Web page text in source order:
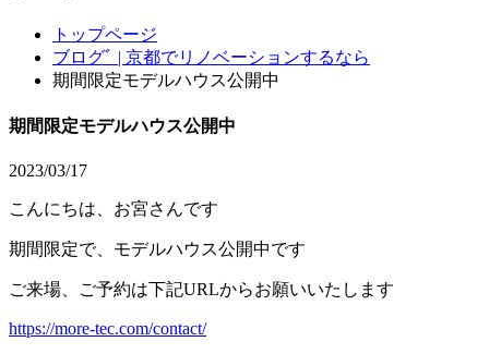
トップページ
ブログﾞ | 京都でリノベーションするなら
期間限定モデルハウス公開中
期間限定モデルハウス公開中
2023/03/17
こんにちは、お宮さんです
期間限定で、モデルハウス公開中です
ご来場、ご予約は下記URLからお願いいたします
https://more-tec.com/contact/